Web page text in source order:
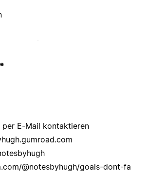
per E-Mail kontaktieren
@notesbyhugh/goals-dont-fa